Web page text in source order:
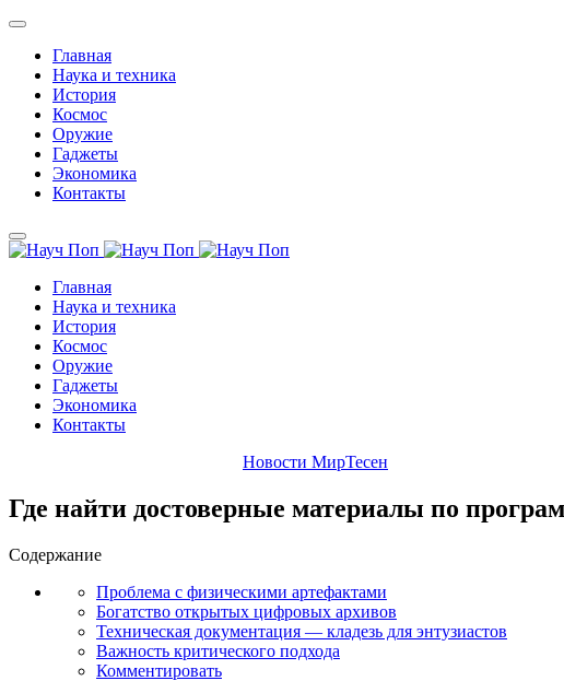
Главная
Наука и техника
История
Космос
Оружие
Гаджеты
Экономика
Контакты
Главная
Наука и техника
История
Космос
Оружие
Гаджеты
Экономика
Контакты
Новости МирТесен
Где найти достоверные материалы по
Содержание
Проблема с физическими артефактами
Богатство открытых цифровых архивов
Техническая документация — кладезь для энтузиастов
Важность критического подхода
Комментировать